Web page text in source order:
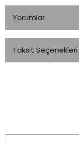
Yorumlar
Taksit Seçenekleri